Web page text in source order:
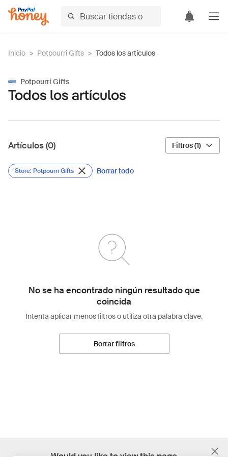
Inicio > Potpourri Gifts > Todos los artículos
Potpourri Gifts
Todos los artículos
Artículos (0) Filtros (1)
Store: Potpourri Gifts Borrar todo
No se ha encontrado ningún resultado que
coincida
Intenta aplicar menos filtros o utiliza otra palabra clave.
Borrar filtros